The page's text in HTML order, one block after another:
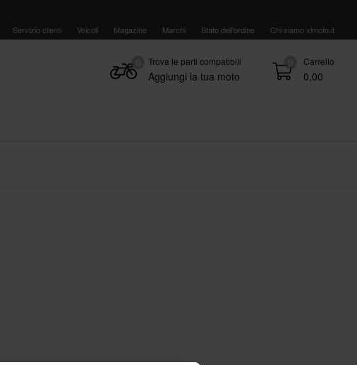
Servizio clienti Veicoli Magazine Marchi Stato dell'ordine Chi siamo xlmoto.it
0 Carrello
0,00
Trova le parti compatibili
Aggiungi la tua moto